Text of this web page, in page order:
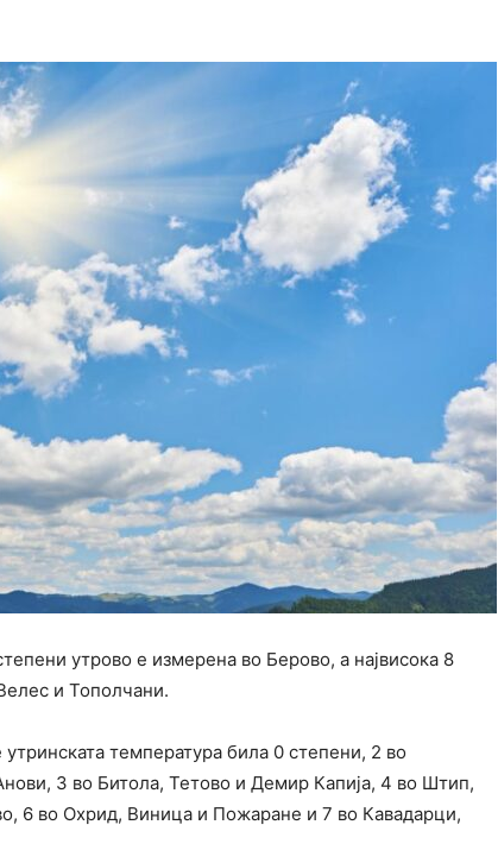
утрово е измерена во Берово, а највисока 8
и Тополчани.
температура била 0 степени, 2 во
3 во Битола, Тетово и Демир Капија, 4 во Штип,
6 во Охрид, Виница и Пожаране и 7 во Кавадарци,